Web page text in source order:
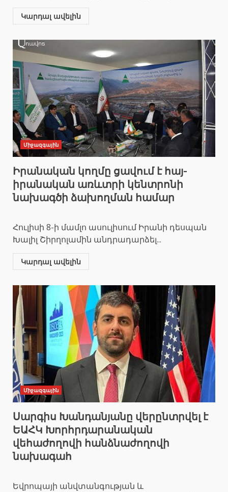
Կարդալ ավելին
Միջազգային
Իրանական կողմը ցավում է հայ-
իրանական առևտրի կենտրոնի
նախագծի ձախողման համար
Հուլիսի 8-ի մամլո ասուլիսում Իրանի դեսպան
Խալիլ Շիրղոլամին անդրադարձել...
Կարդալ ավելին
Միջազգային
Սարգիս Խանդանյանը վերընտրվել է
ԵԱՀԿ Խորհրդարանական
վեհաժողովի հանձնաժողովի
նախագահ
Եվրոպայի անվտանգության և